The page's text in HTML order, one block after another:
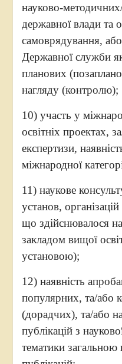
науково-
державної влади та
самоврядування, або
Державної служби
планових
нагляду (контролю);
10) участь у
освітніх проектах,
експертизи,
міжнародної
11) наукове
установ,
що здійснювалося на
закладом вищої
установою);
12) наявність
популярних, та/або
(дорадчих), та/або
публікацій з
тематики загальною